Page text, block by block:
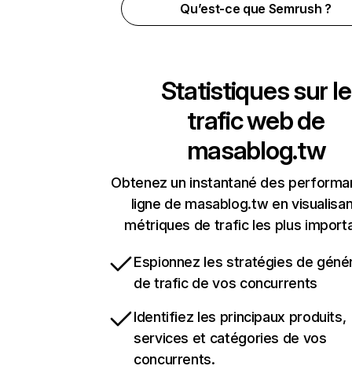
Qu’est-ce que Semrush ?
Statistiques sur le
trafic web de
masablog.tw
Obtenez un instantané des
ligne de masablog.tw en
métriques de trafic les plus
Espionnez les stratégies de
de trafic de vos concurrents
Identifiez les principaux produits,
services et catégories de vos
concurrents.